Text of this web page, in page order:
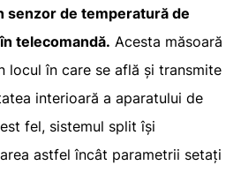
senzor de temperatură de
telecomandă. Acesta măsoară
locul în care se află și transmite
interioară a aparatului de
fel, sistemul split își
astfel încât parametrii setați